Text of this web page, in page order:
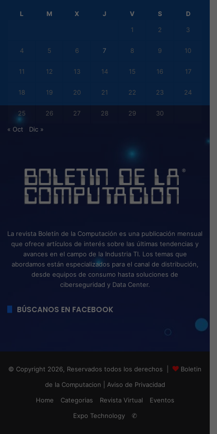
L M X J V S D
1 2 3
4 5 6 7 8 9 10
11 12 13 14 15 16 17
18 19 20 21 22 23 24
25 26 27 28 29 30
« Oct Dic »
La revista Boletín de la Computación es una publicación mensual
que ofrece artículos de interés sobre las últimas tendencias y
avances en el campo de la Industria TI. Los temas que
abordamos están especializados para el canal de distribución,
desde equipos de consumo hasta soluciones de
ciberseguridad y Data Center.
BÚSCANOS EN FACEBOOK
© Copyright 2026, Reservados todos los derechos |
Boletin
de la Computacion
Aviso de Privacidad
Home
Categorias Revista Virtual
Eventos
Expo Technology
✆